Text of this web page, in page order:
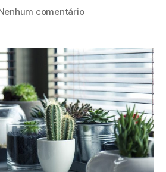
comentário